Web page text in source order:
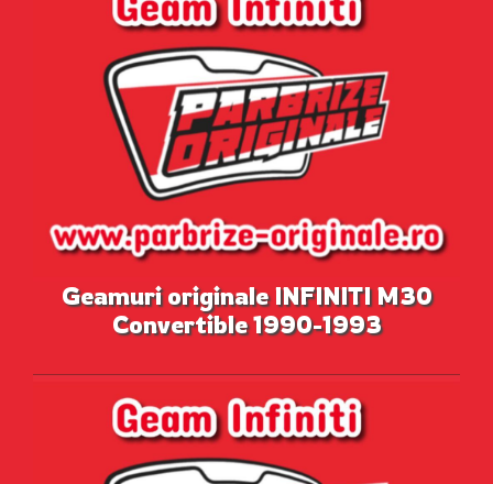
Geamuri originale INFINITI M30
Convertible 1990-1993